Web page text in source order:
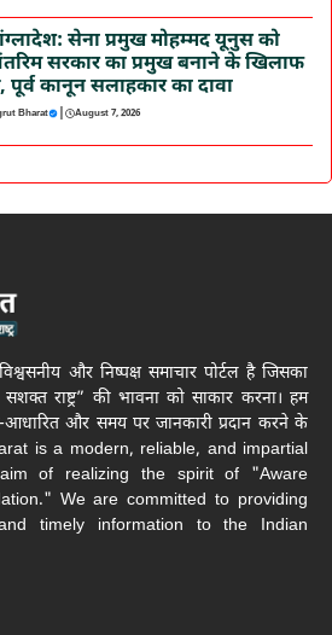
सेना प्रमुख मोहम्मद यूनुस को
सरकार का प्रमुख बनाने के खिलाफ
पूर्व कानून सलाहकार का दावा
Bharat | August 7, 2026
और निष्पक्ष समाचार पोर्टल है जिसका
राष्ट्र” की भावना को साकार करना। हम
आधारित और समय पर जानकारी प्रदान करने के
is a modern, reliable, and impartial
of realizing the spirit of "Aware
We are committed to providing
timely information to the Indian